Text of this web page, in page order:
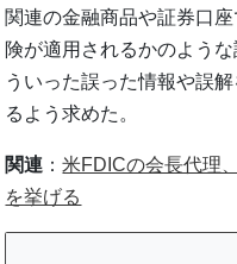
関連の金融商品や証券口
険が適用されるかのよう
ういった誤った情報や誤
るよう求めた。
関連 ：米FDICの会長代理
を挙げる